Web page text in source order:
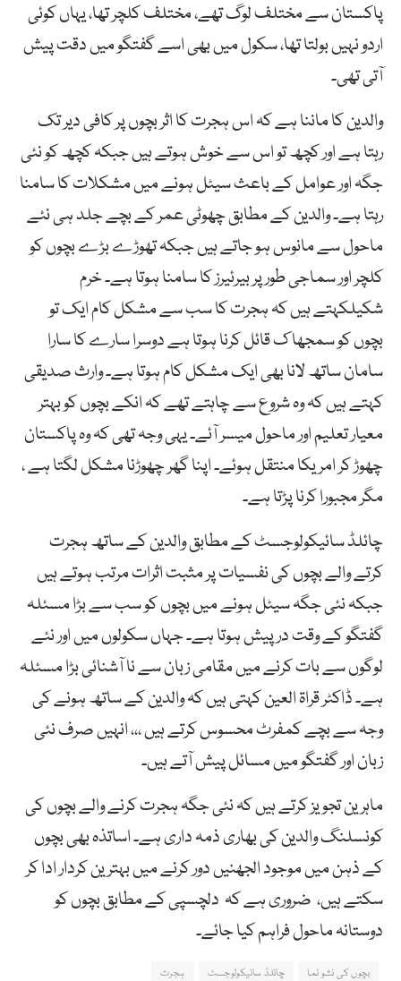
پاکستان سے مختلف لوگ تھے، مختلف کلچر تھا، یہاں کوئی
اردو نہیں بولتا تھا، سکول میں بھی اسے گفتگو میں دقت پیش
آتی تھی۔
والدین کا ماننا ہے کہ اس ہجرت کا اثر بچوں پر کافی دیر تک
رہتا ہے اور کچھ تو اس سے خوش ہوتے ہیں جبکہ کچھ کو نئی
جگہ اور عوامل کے باعث سیٹل ہونے میں مشکلات کا سامنا
رہتا ہے۔ والدین کے مطابق چھوٹی عمر کے بچے جلد ہی نئے
ماحول سے مانوس ہو جاتے ہیں جبکہ تھوڑے بڑے بچوں کو
کلچر اور سماجی طور پر بیرئیرز کا سامنا ہوتا ہے۔ خرم
شکیلکہتے ہیں کہ ہجرت کا سب سے مشکل کام ایک تو
بچوں کو سمجھا ک قائل کرنا ہوتا ہے دوسرا سارے کا سارا
سامان ساتھ لانا بھی ایک مشکل کام ہوتا ہے۔ وارث صدیقی
کہتے ہیں کہ وہ شروع سے چاہتے تھے کہ انکے بچوں کو بہتر
معیار تعلیم اور ماحول میسر آئے۔ یہی وجہ تھی کہ وہ پاکستان
چھوڑ کر امریکا منتقل ہوئے۔ اپنا گھر چھوڑنا مشکل لگتا ہے ،
مگر مجبورا کرنا پڑتا ہے۔
چائلڈ سائیکولوجسٹ کے مطابق والدین کے ساتھ ہجرت
کرتے والے بچوں کی نفسیات پر مثبت اثرات مرتب ہوتے ہیں
جبکہ نئی جگہ سیٹل ہونے میں بچوں کو سب سے بڑا مسئلہ
گفتگو کے وقت درپیش ہوتا ہے۔ جہاں سکولوں میں اور نئے
لوگوں سے بات کرنے میں مقامی زبان سے نا آشنائی بڑا مسئلہ
ہے۔ ڈاکٹر قراۃ العین کہتی ہیں کہ والدین کے ساتھ ہونے کی
وجہ سے بچے کمفرٹ محسوس کرتے ہیں ،،، انہیں صرف نئی
زبان اور گفتگو میں مسائل پیش آتے ہیں۔
ماہرین تجویز کرتے ہیں کہ نئی جگہ ہجرت کرنے والے بچوں کی
کونسلنگ والدین کی بھاری ذمہ داری ہے۔ اساتذہ بھی بچوں
کے ذہن میں موجود الجھنیں دور کرنے میں بہترین کردار ادا کر
سکتے ہیں، ضروری ہے کہ دلچسپی کے مطابق بچوں کو
دوستانہ ماحول فراہم کیا جائے۔
بچوں کی نشو نما چائلڈ سائیکولوجسٹ ہجرت